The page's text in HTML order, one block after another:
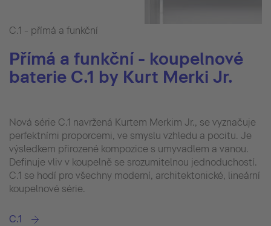
C.1 - přímá a funkční
Přímá a funkční - koupelnové
baterie C.1 by Kurt Merki Jr.
Nová série C.1 navržená Kurtem Merkim Jr., se vyznačuje
perfektními proporcemi, ve smyslu vzhledu a pocitu. Je
výsledkem přirozené kompozice s umyvadlem a vanou.
Definuje vliv v koupelně se srozumitelnou jednoduchostí.
C.1 se hodí pro všechny moderní, architektonické, lineární
koupelnové série.
C.1